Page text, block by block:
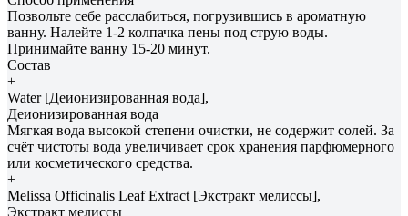
Позвольте себе расслабиться, погрузившись в ароматную
ванну. Налейте 1-2 колпачка пены под струю воды.
Принимайте ванну 15-20 минут.
Состав
+
Water [Деионизированная вода],
Деионизированная вода
Мягкая вода высокой степени очистки, не содержит солей. За
счёт чистоты вода увеличивает срок хранения парфюмерного
или косметического средства.
+
Melissa Officinalis Leaf Extract [Экстракт мелиссы],
Экстракт мелиссы